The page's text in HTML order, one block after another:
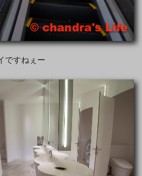
ですねぇー